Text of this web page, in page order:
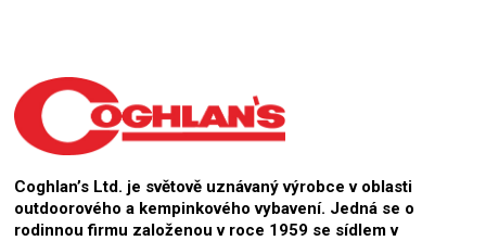
Coghlan’s Ltd. je světově uznávaný výrobce v oblasti
outdoorového a kempinkového vybavení. Jedná se o
rodinnou firmu založenou v roce 1959 se sídlem v